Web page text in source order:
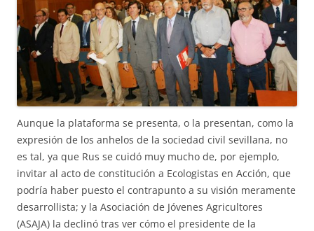
Aunque la plataforma se presenta, o la presentan, como la
expresión de los anhelos de la sociedad civil sevillana, no
es tal, ya que Rus se cuidó muy mucho de, por ejemplo,
invitar al acto de constitución a Ecologistas en Acción, que
podría haber puesto el contrapunto a su visión meramente
desarrollista; y la Asociación de Jóvenes Agricultores
(ASAJA) la declinó tras ver cómo el presidente de la